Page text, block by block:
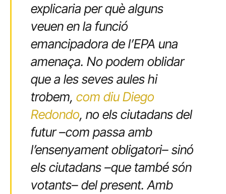
explicaria per què alguns
veuen en la funció
emancipadora de l’EPA una
amenaça. No podem oblidar
que a les seves aules hi
trobem, com diu Diego
Redondo, no els ciutadans del
futur –com passa amb
l’ensenyament obligatori– sinó
els ciutadans –que també són
votants– del present. Amb